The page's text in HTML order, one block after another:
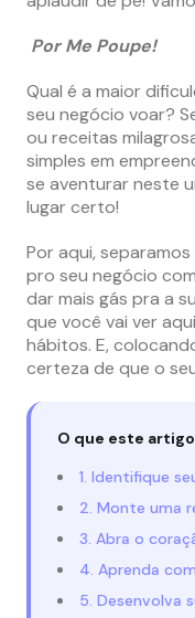
Por Me Poupe!
Qual é a maior
seu negócio voar?
ou receitas
simples em
se aventurar neste
lugar certo!
Por aqui,
pro seu negócio
dar mais gás pra a
que você vai ver
hábitos. E,
certeza de que o
O que este
1. Identifique
2. Monte uma
3. Abra o
4. Aprenda
5. Desenvolva